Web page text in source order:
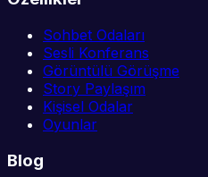
Sohbet Odaları
Sesli Konferans
Görüntülü Görüşme
Story Paylaşım
Kişisel Odalar
Oyunlar
Blog